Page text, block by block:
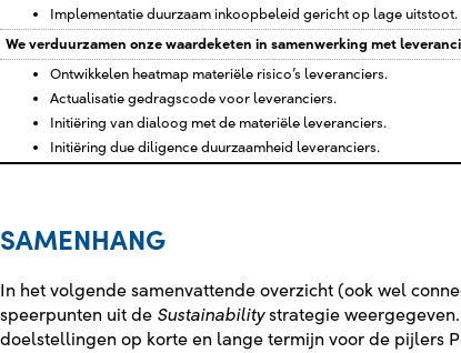
Implementatie duurzaam inkoopbeleid gericht op lage uitstoot.
We verduurzamen onze waardeketen in samenwerking met
Ontwikkelen heatmap materiële risico’s leveranciers.
Actualisatie gedragscode voor leveranciers.
Initiëring van dialoog met de materiële leveranciers.
Initiëring due diligence duurzaamheid leveranciers.
SAMENHANG
In het volgende samenvattende overzicht (ook wel
speerpunten uit de Sustainabilitystrategie
doelstellingen op korte en lange termijn voor de pijlers